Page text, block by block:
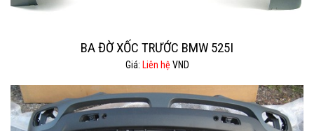
BA ĐỜ XỐC TRƯỚC BMW 525I
Giá: Liên hệ VND